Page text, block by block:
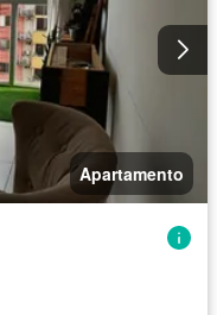
Apartamento